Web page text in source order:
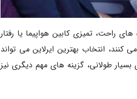
راحت، تمیزی کابین هواپیما یا رفتار
کنند، انتخاب بهترین ایرلاین می تواند
طولانی، گزینه های مهم دیگری نیز